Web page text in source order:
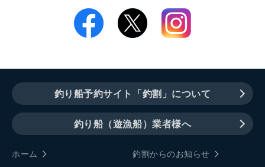
釣り船予約サイト「釣割」について
釣り船（遊漁船）業者様へ
ホーム
釣割からのお知らせ